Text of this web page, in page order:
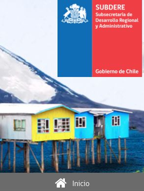
Inicio